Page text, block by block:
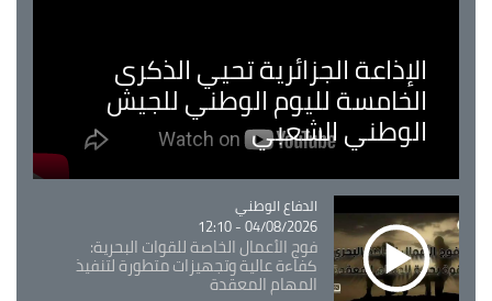
الإذاعة الجزائرية تحيي الذكرى
الخامسة لليوم الوطني للجيش
الوطني الشعبي
Catégorie
الدفاع الوطني
04/08/2026 - 12:10
فوج الأعمال الخاصة للقوات البحرية:
كفاءة عالية وتجهيزات متطورة لتنفيذ
المهام المعقدة